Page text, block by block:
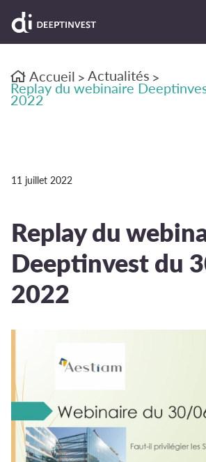
Accueil > Actualités >
Replay du webinaire
2022
11 juillet 2022
Replay du
Deeptinvest du
2022